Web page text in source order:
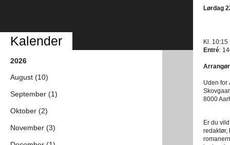
Lørdag
Kl. 10:15
Entré:
Uden for
8000
Er du
redaktør,
Kalender
2026
August (10)
September (1)
Oktober (2)
November (3)